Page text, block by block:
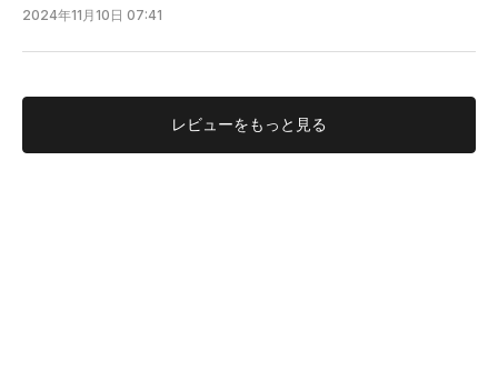
2024年11月10日 07:41
レビューをもっと見る